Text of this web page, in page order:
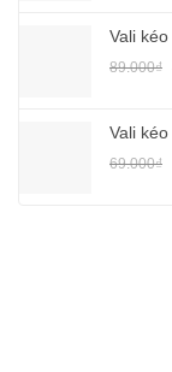
Vali
89.000₫
Vali
69.000₫